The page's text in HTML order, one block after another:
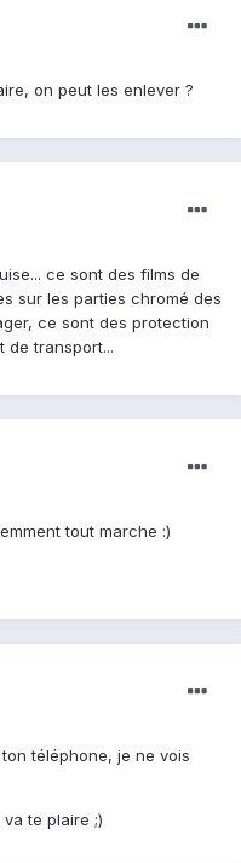
on peut les enlever ?
ce sont des films de
sur les parties chromé des
ce sont des protection
de transport...
tout marche :)
téléphone, je ne vois
te plaire ;)